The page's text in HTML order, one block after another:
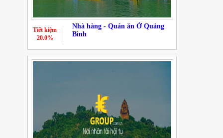
Nhà hàng - Quán ăn Ở Quảng
Bình
Tiết kiệm
20.0%